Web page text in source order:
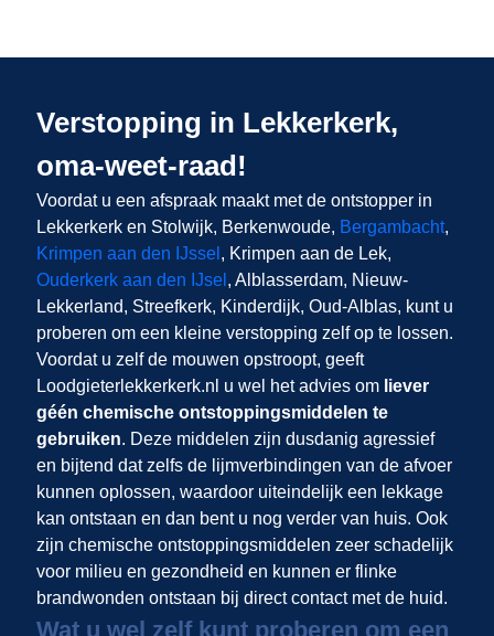
Verstopping in Lekkerkerk,
oma-weet-raad!
Voordat u een afspraak maakt met de ontstopper in
Lekkerkerk en Stolwijk, Berkenwoude, Bergambacht,
Krimpen aan den IJssel , Krimpen aan de Lek,
Ouderkerk aan den IJsel , Alblasserdam, Nieuw-
Lekkerland, Streefkerk, Kinderdijk, Oud-Alblas, kunt u
proberen om een kleine verstopping zelf op te lossen.
Voordat u zelf de mouwen opstroopt, geeft
Loodgieterlekkerkerk.nl u wel het advies om liever
géén chemische ontstoppingsmiddelen te
gebruiken. Deze middelen zijn dusdanig agressief
en bijtend dat zelfs de lijmverbindingen van de afvoer
kunnen oplossen, waardoor uiteindelijk een lekkage
kan ontstaan en dan bent u nog verder van huis. Ook
zijn chemische ontstoppingsmiddelen zeer schadelijk
voor milieu en gezondheid en kunnen er flinke
brandwonden ontstaan bij direct contact met de huid.
Wat u wel zelf kunt proberen om een